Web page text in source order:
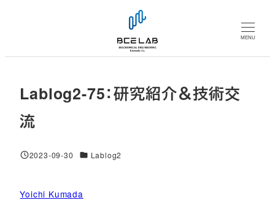
MENU
Lablog2-75：研究紹介＆技術交
流
投稿日
2023-09-30 対象DBLablog2
Yoichi Kumada